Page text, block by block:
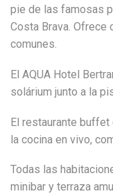
pie de las famosas
Costa Brava. Ofrece
comunes.
El AQUA Hotel
solárium junto a la
El restaurante
la cocina en vivo,
Todas las
minibar y terraza